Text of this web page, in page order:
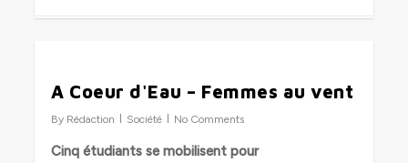
A Coeur d'Eau – Femmes au vent
By Rédaction Société No Comments
Cinq étudiants se mobilisent pour